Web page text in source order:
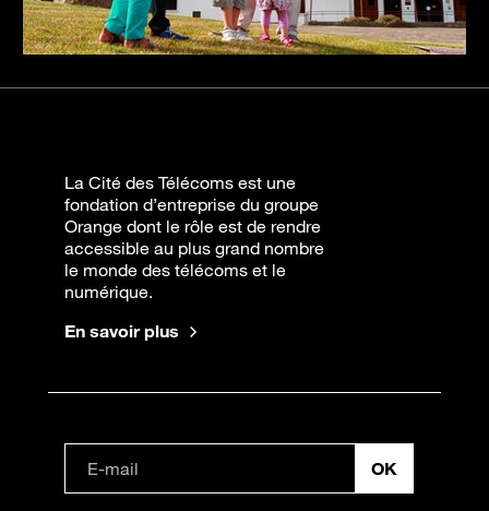
La Cité des Télécoms est une
fondation d’entreprise du groupe
Orange dont le rôle est de rendre
accessible au plus grand nombre
le monde des télécoms et le
numérique.
En savoir plus